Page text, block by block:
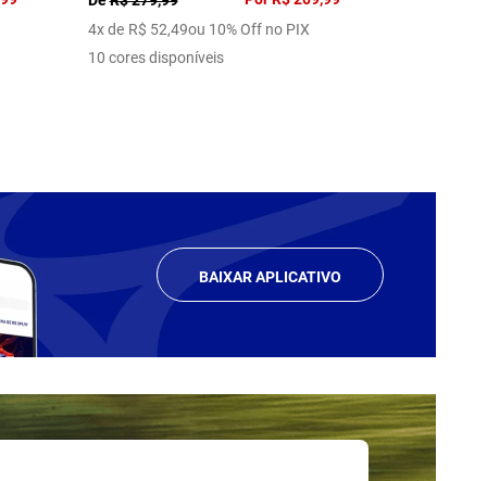
4x de R$ 52,49ou 10% Off no PIX
10 cores disponíveis
BAIXAR APLICATIVO